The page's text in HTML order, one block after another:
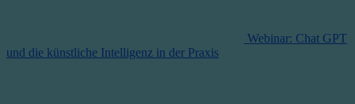
Webinar: Chat GPT
und die künstliche Intelligenz in der Praxis